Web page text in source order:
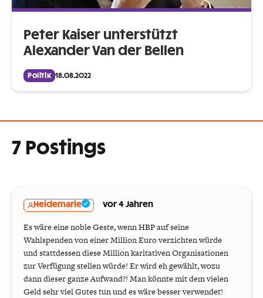
Peter Kaiser unterstützt
Alexander Van der Bellen
Politik 18.08.2022
7 Postings
Heidemarie vor 4 Jahren
Es wäre eine noble Geste, wenn HBP auf seine
Wahlspenden von einer Million Euro verzichten würde
und stattdessen diese Million karitativen Organisationen
zur Verfügung stellen würde! Er wird eh gewählt, wozu
dann dieser ganze Aufwand?! Man könnte mit dem vielen
Geld sehr viel Gutes tun und es wäre besser verwendet!